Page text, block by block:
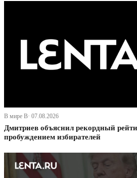
В мире В· 07.08.2026
Дмитриев объяснил рекордный
пробуждением избирателей